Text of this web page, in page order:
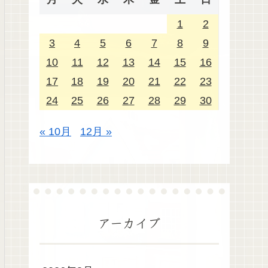
1
2
3
4 5 6 7 8
9
10
11 12 13 14 15
16
17
18 19 20 21 22
23
24
25 26 27 28 29 30
« 10月 12月 »
アーカイブ